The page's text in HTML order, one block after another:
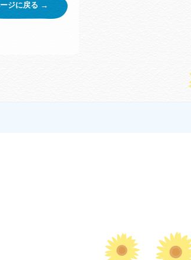
ジに戻る →